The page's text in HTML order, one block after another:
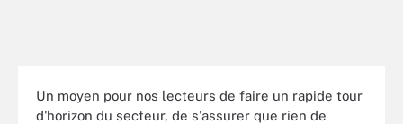
Un moyen pour nos lecteurs de faire un rapide tour
d'horizon du secteur, de s'assurer que rien de